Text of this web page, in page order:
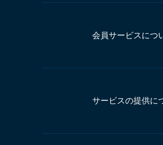
会員サービスにつ
サービスの提供に